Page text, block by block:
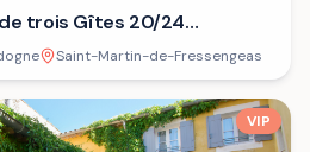
trois Gîtes 20/24
Saint-Martin-de-Fressengeas
VIP